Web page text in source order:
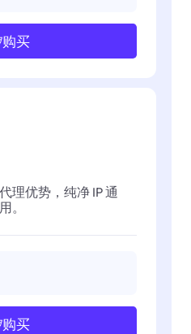
购买
理优势，纯净 IP 通
。
购买